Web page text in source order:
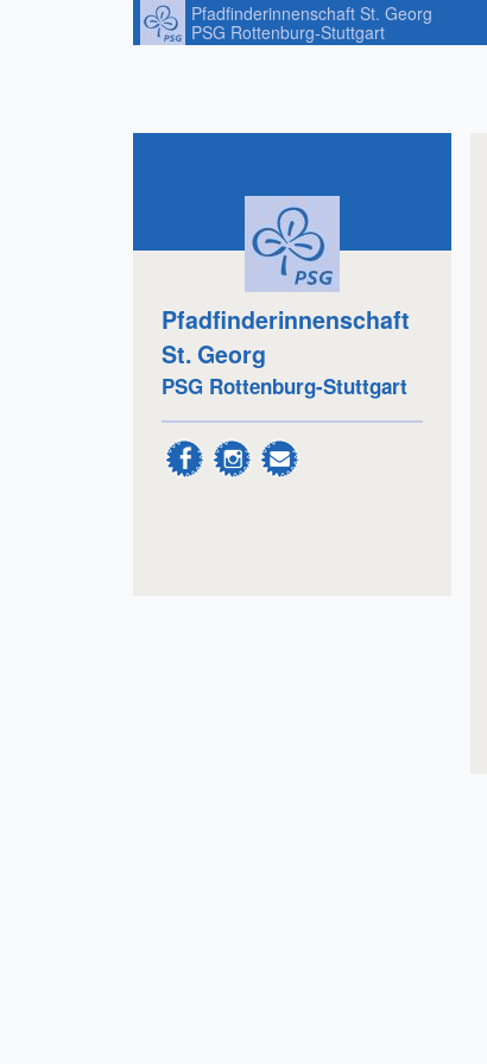
Pfadfinderinnenschaft St. Georg
PSG Rottenburg-Stuttgart
Pfadfinderinnenschaft
St. Georg
PSG Rottenburg-Stuttgart